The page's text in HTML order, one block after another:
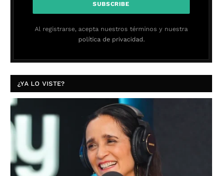
Al registrarse, acepta nuestros términos y nuestra
política de privacidad.
¿YA LO VISTE?